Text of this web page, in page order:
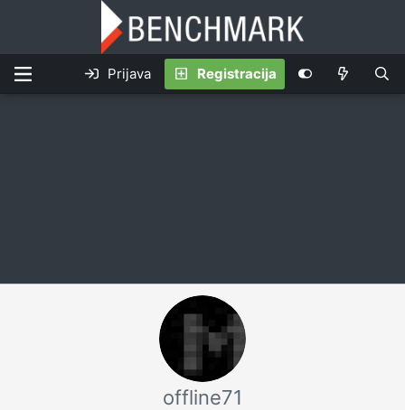
Prijava Registracija
offline71